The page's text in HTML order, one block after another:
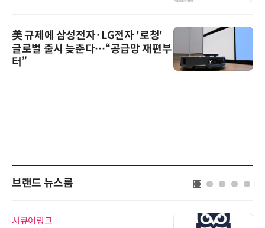
美 규제에 삼성전자·LG전자 '로청'
글로벌 출시 늦춘다…“공급망 재편부
터”
브랜드 뉴스룸
시큐어링크